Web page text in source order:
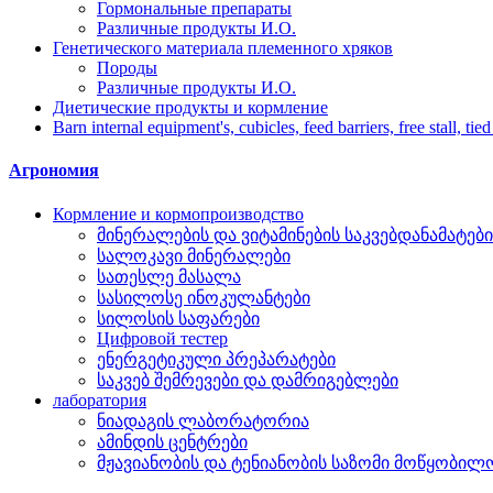
Гормональные препараты
Различные продукты И.О.
Генетического материала племенного хряков
Породы
Различные продукты И.О.
Диетические продукты и кормление
Barn internal equipment's, cubicles, feed barriers, free stall,
Агрономия
Кормление и кормопроизводство
მინერალების და ვიტამინების საკვებდანამატები
სალოკავი მინერალები
სათესლე მასალა
სასილოსე ინოკულანტები
სილოსის საფარები
Цифровой тестер
ენერგეტიკული პრეპარატები
საკვებ შემრევები და დამრიგებლები
лаборатория
ნიადაგის ლაბორატორია
ამინდის ცენტრები
მჟავიანობის და ტენიანობის საზომი